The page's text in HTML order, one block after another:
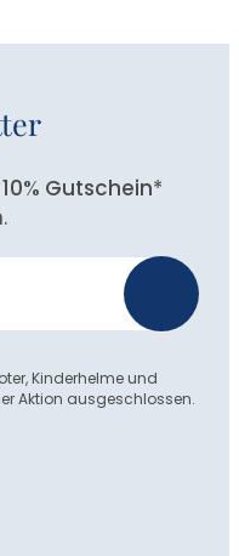
10% Gutschein*
Kinderhelme und
Aktion ausgeschlossen.